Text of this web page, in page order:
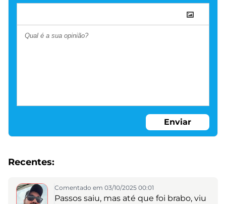
Enviar
Recentes:
Comentado em 03/10/2025 00:01
Passos saiu, mas até que foi brabo, viu